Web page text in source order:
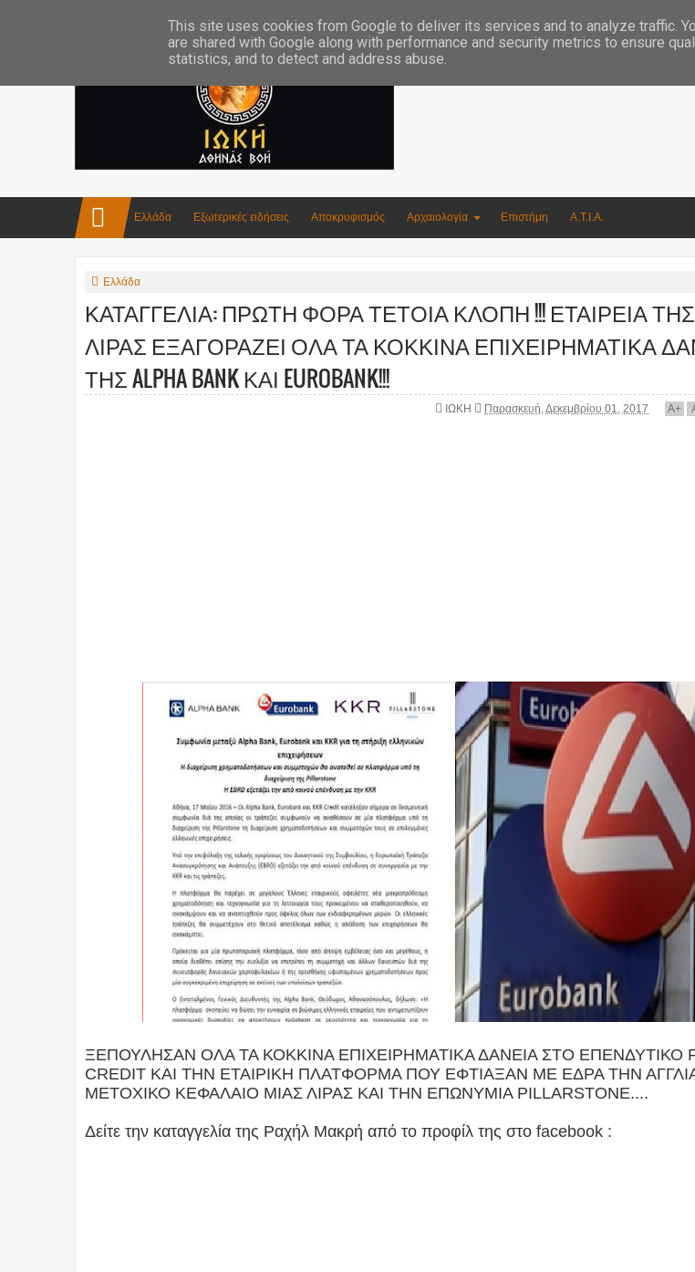
Ελλάδα Εξωτερικές ειδήσεις Αποκρυφισμός Αρχαιολογία Επιστήμη Α.Τ.Ι.Α.
Ελλάδα
ΚΑΤΑΓΓΕΛΙΑ: ΠΡΩΤΗ ΦΟΡΑ ΤΕΤΟΙΑ ΚΛΟΠΗ !!! ΕΤΑΙΡΕΙΑ
ΛΙΡΑΣ ΕΞΑΓΟΡΑΖΕΙ ΟΛΑ ΤΑ ΚΟΚΚΙΝΑ ΕΠΙΧΕΙΡΗΜΑΤΙΚΑ
ΤΗΣ ALPHA BANK ΚΑΙ EUROBANK!!!
ΙΩΚΗ Παρασκευή, Δεκεμβρίου 01, 2017 A+
ΞΕΠΟΥΛΗΣΑΝ ΟΛΑ ΤΑ ΚΟΚΚΙΝΑ ΕΠΙΧΕΙΡΗΜΑΤΙΚΑ ΔΑΝΕΙΑ ΣΤΟ ΕΠΕΝΔΥΤΙΚΟ
CREDIT ΚΑΙ ΤΗΝ ΕΤΑΙΡΙΚΗ ΠΛΑΤΦΟΡΜΑ ΠΟΥ ΕΦΤΙΑΞΑΝ ΜΕ ΕΔΡΑ ΤΗΝ
ΜΕΤΟΧΙΚΟ ΚΕΦΑΛΑΙΟ ΜΙΑΣ ΛΙΡΑΣ ΚΑΙ ΤΗΝ ΕΠΩΝΥΜΙΑ PILLARSTONE....
Δείτε την καταγγελία της Ραχήλ Μακρή από το προφίλ της στο facebook :
This site uses cookies from Google to deliver its services and to analyze traffic.
are shared with Google along with performance and security metrics to ensure
statistics, and to detect and address abuse.